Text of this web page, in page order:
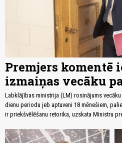
Premjers komentē
izmaiņas vecāku
Labklājības ministrija (LM) rosinājums
dienu periodu jeb aptuveni 18 mēnešiem,
ir priekšvēlēšanu retorika, uzskata Ministru